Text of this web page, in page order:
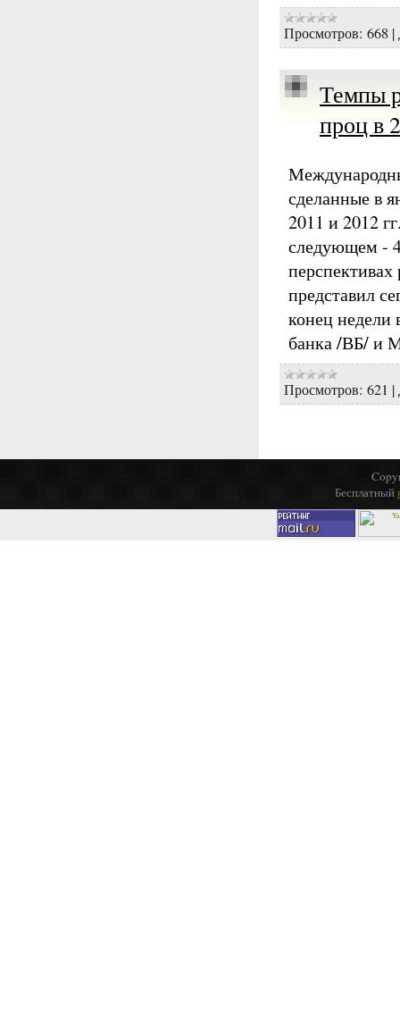
Просмотров: 668 |
Темпы
проц в
сделанные в
2011 и 2012
следующем -
представил
конец недели
банка /ВБ/
Просмотров: 621 |
Бесплатный